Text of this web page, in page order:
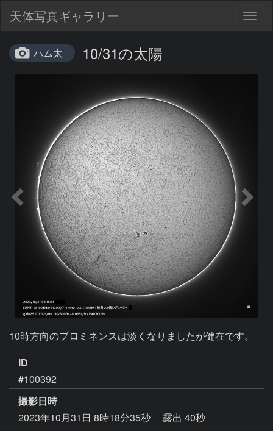
天体写真ギャラリー
ハム太 10/31の太陽
10時方向のプロミネンスは淡くなりましたが健在です。
ID
#100392
撮影日時
2023年10月31日 8時18分35秒
露出 40秒